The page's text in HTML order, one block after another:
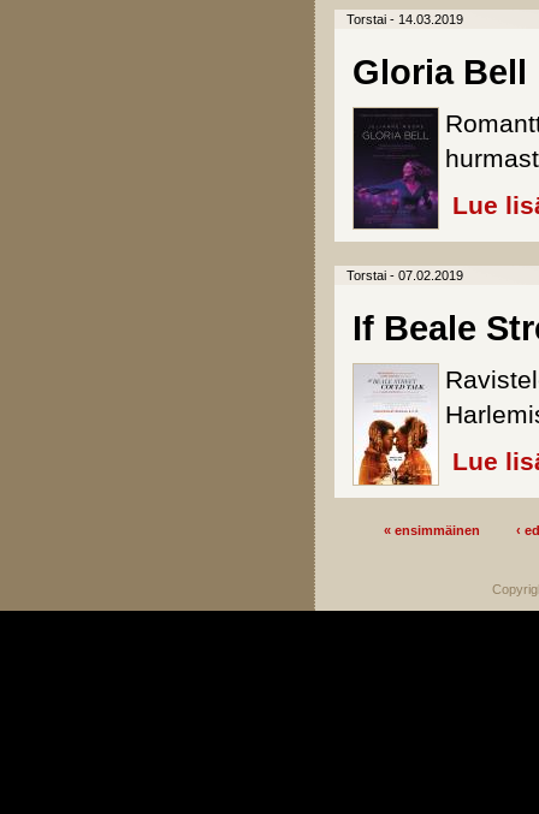
Torstai - 14.03.2019
Gloria Bell
Lue
Torstai - 07.02.2019
If Beale
Lue
« ensimmäinen ‹